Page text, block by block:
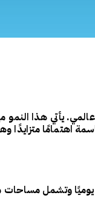
المملكة كمركز طيران
اهتمامًا
يوميًا وتشمل